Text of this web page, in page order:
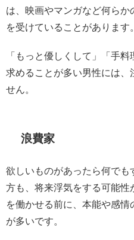
は、映画やマンガなど何ら
を受けていることがあります。
「もっと優しくして」「手
求めることが多い男性には、
せん。
浪費家
欲しいものがあったら何で
方も、将来浮気をする可能
を働かせる前に、本能や感
が多いです。